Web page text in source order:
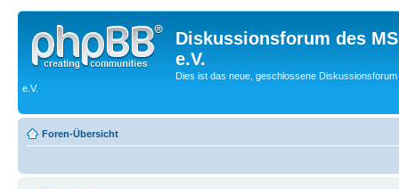
Diskussionsforum des
e.V.
Dies ist das neue, geschlossene
e.V.
Foren-Übersicht